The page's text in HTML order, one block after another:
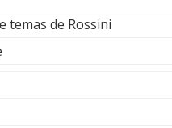
temas de Rossini